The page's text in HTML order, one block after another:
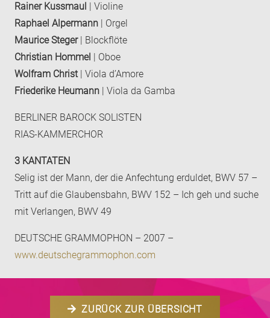
Rainer Kussmaul | Violine
Raphael Alpermann | Orgel
Maurice Steger| Blockflöte
Christian Hommel | Oboe
Wolfram Christ| Viola d’Amore
Friederike Heumann | Viola da Gamba
BERLINER BAROCK SOLISTEN
RIAS-KAMMERCHOR
3 KANTATEN
Selig ist der Mann, der die Anfechtung erduldet, BWV 57 –
Tritt auf die Glaubensbahn, BWV 152 – Ich geh und suche
mit Verlangen, BWV 49
DEUTSCHE GRAMMOPHON – 2007 –
www.deutschegrammophon.com
ZURÜCK ZUR ÜBERSICHT